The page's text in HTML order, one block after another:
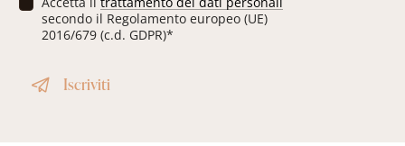
l
secondo il Regolamento europeo (UE)
2016/679 (c.d. GDPR)*
Iscriviti